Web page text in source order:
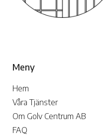
Meny
Hem
Våra Tjänster
Om Golv Centrum AB
FAQ